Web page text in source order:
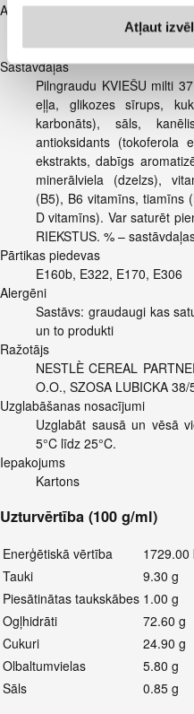
Atļaut
Apraksts
NESTLÈ CINI MINIS –
vitamīniem un dzelzi
Sastāvdaļas
Pilngraudu KVIEŠU milti
eļļa, glikozes sīrups,
karbonāts), sāls,
antioksidants (tokoferola
ekstrakts, dabīgs
minerālviela (dzelzs),
(B5), B6 vitamīns, tiamīns
D vitamīns). Var saturēt
RIEKSTUS. % –
Pārtikas piedevas
E160b, E322, E170, E306
Alergēni
Sastāvs: graudaugi kas
un to produkti
Ražotājs
NESTLÈ CEREAL
O.O., SZOSA LUBICKA
Uzglabāšanas nosacījumi
Uzglabāt sausā un vēsā
5°C līdz 25°C.
Iepakojums
Kartons
Uzturvērtība (100 g/ml)
Enerģētiskā vērtība
1729.00
Tauki
9.30 g
Piesātinātas taukskābes 1.00 g
Ogļhidrāti
72.60 g
Cukuri
24.90 g
Olbaltumvielas
5.80 g
Sāls
0.85 g